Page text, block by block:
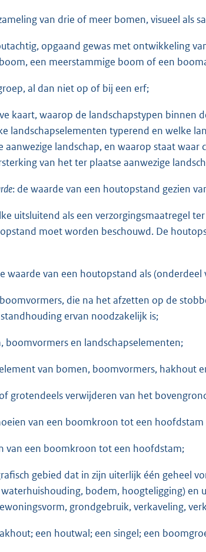
van drie of meer bomen, visueel als
opgaand gewas met ontwikkeling
een meerstammige boom of een
al dan niet op of bij een erf;
kaart, waarop de landschapstypen binnen
landschapselementen typerend en welke
aanwezige landschap, en waarop staat
van het ter plaatse aanwezige
: de waarde van een houtopstand gezien
uitsluitend als een verzorgingsmaatregel
moet worden beschouwd. De
waarde van een houtopstand als (onderdeel
die na het afzetten op de
ervan noodzakelijk is;
boomvormers en landschapselementen;
van bomen, boomvormers, hakhout
grotendeels verwijderen van het
van een boomkroon tot een
van een boomkroon tot een hoofdstam;
gebied dat in zijn uiterlijk één geheel
bodem, hoogteligging) en
grondgebruik, verkaveling,
een houtwal; een singel; een